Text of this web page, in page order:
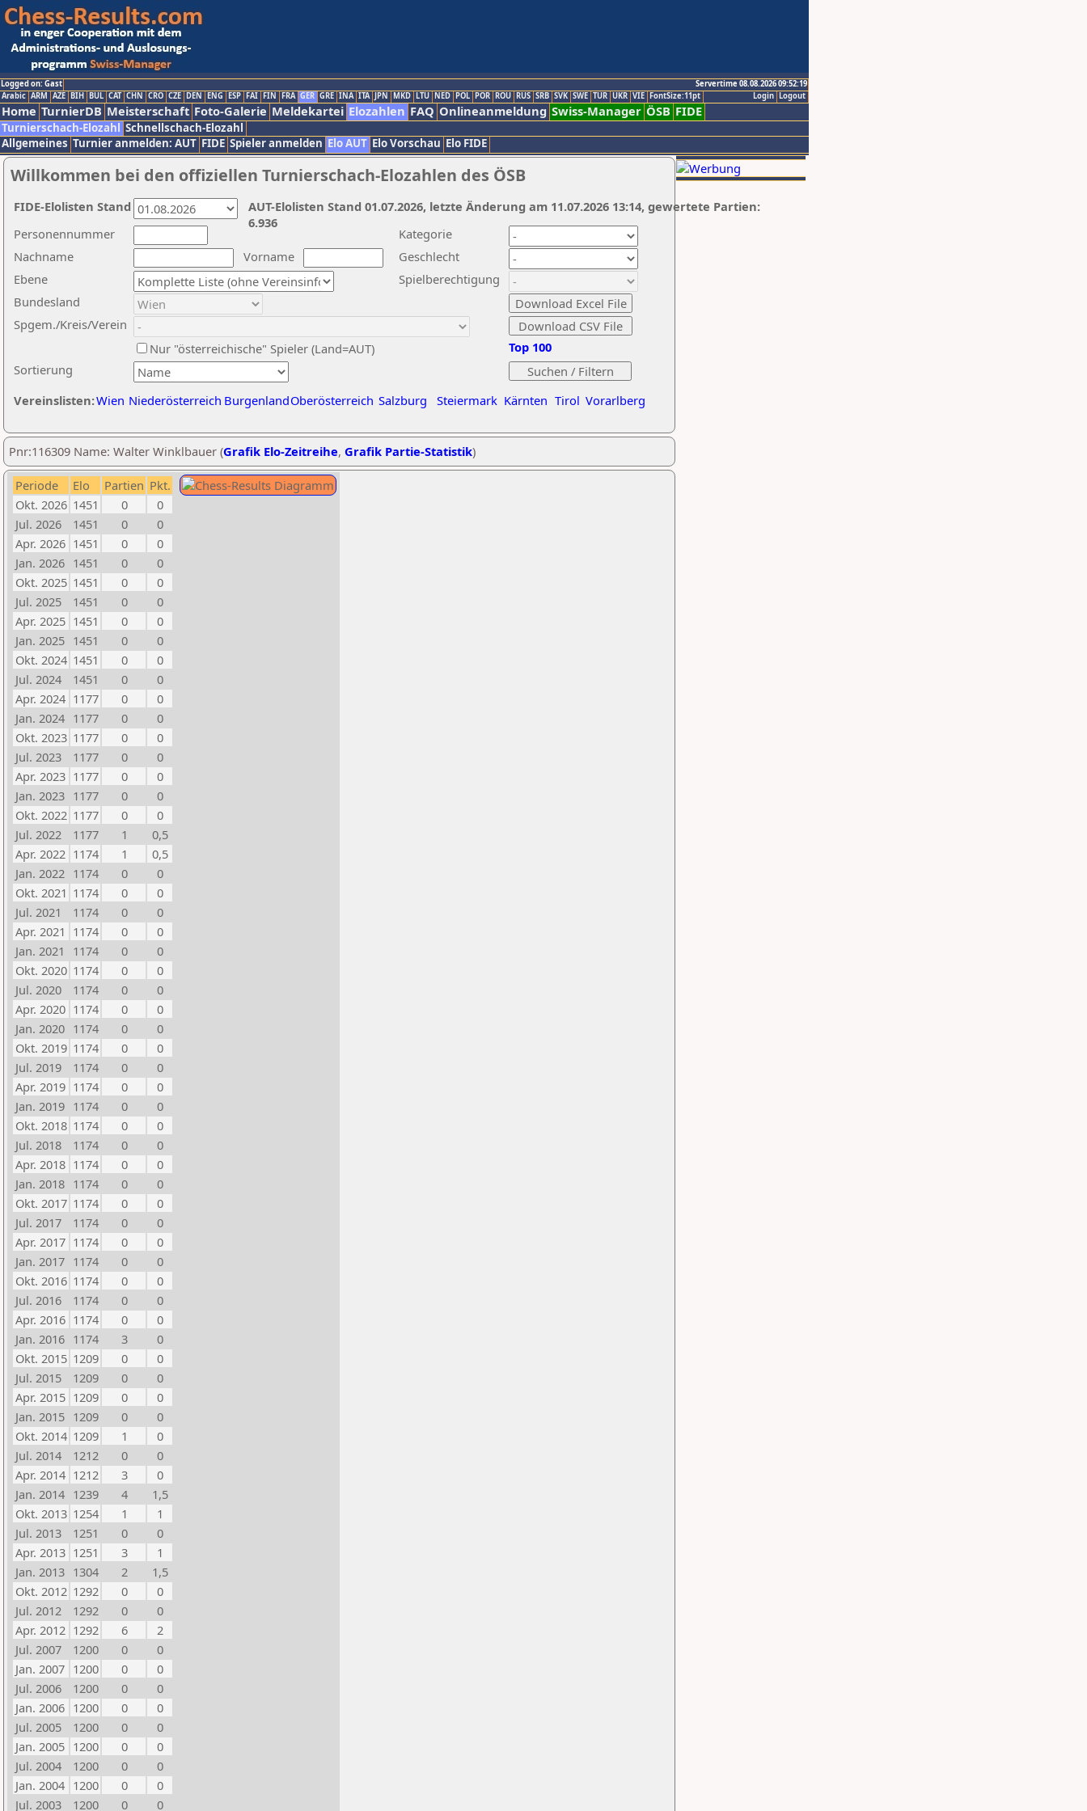
Logged on: Gast
Servertime 08.08.2026 09:52:19
Logout
Login
Arabic ARM AZE BIH BUL CAT CHN CRO CZE DEN ENG ESP FAI FIN FRA GER GRE INA ITA JPN MKD LTU NED POL POR ROU RUS SRB SVK SWE TUR UKR VIE FontSize:11pt
Home TurnierDB Meisterschaft Foto-Galerie Meldekartei Elozahlen FAQ Onlineanmeldung Swiss-Manager ÖSB FIDE
Turnierschach-Elozahl Schnellschach-Elozahl
Allgemeines Turnier anmelden: AUT FIDE Spieler anmelden Elo AUT Elo Vorschau Elo FIDE
Willkommen bei den offiziellen Turnierschach-Elozahlen des ÖSB
Nachname
Vorname
Ebene
Kategorie
Sortierung
Personennummer
Bundesland
Spgem./Kreis/Verein
Geschlecht
Nur "österreichische" Spieler (Land=AUT)
Spielberechtigung
Vereinslisten:Wien Niederösterreich BurgenlandOberösterreich Salzburg Steiermark Kärnten Tirol Vorarlberg
Top 100
AUT-Elolisten Stand 01.07.2026, letzte Änderung am 11.07.2026 13:14, gewertete Partien:
6.936
FIDE-Elolisten Stand
Pnr:116309 Name: Walter Winklbauer (Grafik Elo-Zeitreihe, Grafik Partie-Statistik)
Periode Elo Partien Pkt.
Okt. 2026 1451 0
0
Jul. 2026
1451 0
0
Apr. 2026 1451 0
0
Jan. 2026 1451 0
0
Okt. 2025 1451 0
0
Jul. 2025
1451 0
0
Apr. 2025 1451 0
0
Jan. 2025 1451 0
0
Okt. 2024 1451 0
0
Jul. 2024
1451 0
0
Apr. 2024 1177 0
0
Jan. 2024 1177 0
0
Okt. 2023 1177 0
0
Jul. 2023
1177 0
0
Apr. 2023 1177 0
0
Jan. 2023 1177 0
0
Okt. 2022 1177 0
0
Jul. 2022
1177 1
0,5
Apr. 2022 1174 1
0,5
Jan. 2022 1174 0
0
Okt. 2021 1174 0
0
Jul. 2021
1174 0
0
Apr. 2021 1174 0
0
Jan. 2021
1174 0
0
Okt. 2020 1174 0
0
Jul. 2020
1174 0
0
Apr. 2020 1174 0
0
Jan. 2020 1174 0
0
Okt. 2019 1174 0
0
Jul. 2019
1174 0
0
Apr. 2019 1174 0
0
Jan. 2019 1174 0
0
Okt. 2018 1174 0
0
Jul. 2018
1174 0
0
Apr. 2018 1174 0
0
Jan. 2018 1174 0
0
Okt. 2017 1174 0
0
Jul. 2017
1174 0
0
Apr. 2017 1174 0
0
Jan. 2017 1174 0
0
Okt. 2016 1174 0
0
Jul. 2016
1174 0
0
Apr. 2016 1174 0
0
Jan. 2016 1174 3
0
Okt. 2015 1209 0
0
Jul. 2015
1209 0
0
Apr. 2015 1209 0
0
Jan. 2015 1209 0
0
Okt. 2014 1209 1
0
Jul. 2014
1212 0
0
Apr. 2014 1212 3
0
Jan. 2014 1239 4
1,5
Okt. 2013 1254 1
1
Jul. 2013
1251 0
0
Apr. 2013 1251 3
1
Jan. 2013 1304 2
1,5
Okt. 2012 1292 0
0
Jul. 2012
1292 0
0
Apr. 2012 1292 6
2
Jul. 2007
1200 0
0
Jan. 2007 1200 0
0
Jul. 2006
1200 0
0
Jan. 2006 1200 0
0
Jul. 2005
1200 0
0
Jan. 2005 1200 0
0
Jul. 2004
1200 0
0
Jan. 2004 1200 0
0
Jul. 2003
1200 0 0